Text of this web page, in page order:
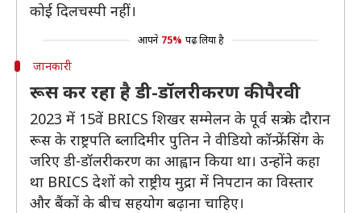
कोई दिलचस्पी नहीं।
आपने 75% पढ़ लिया है
जानकारी
रूस कर रहा है डी-डॉलरीकरण की पैरवी
2023 में 15वें BRICS शिखर सम्मेलन के पूर्व सत्र के दौरान
रूस के राष्ट्रपति ब्लादिमीर पुतिन ने वीडियो कॉन्फ्रेंसिंग के
जरिए डी-डॉलरीकरण का आह्वान किया था। उन्होंने कहा
था BRICS देशों को राष्ट्रीय मुद्रा में निपटान का विस्तार
और बैंकों के बीच सहयोग बढ़ाना चाहिए।